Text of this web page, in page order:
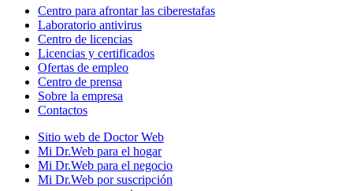
Centro para afrontar las ciberestafas
Laboratorio antivirus
Centro de licencias
Licencias y certificados
Ofertas de empleo
Centro de prensa
Sobre la empresa
Contactos
Sitio web de Doctor Web
Mi Dr.Web para el hogar
Mi Dr.Web para el negocio
Mi Dr.Web por suscripción